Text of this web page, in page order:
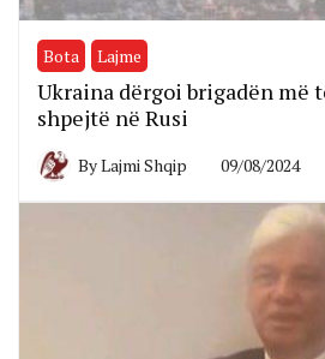
Bota Lajme
Ukraina dërgoi brigadën më
shpejtë në Rusi
ByLajmi Shqip 09/08/2024